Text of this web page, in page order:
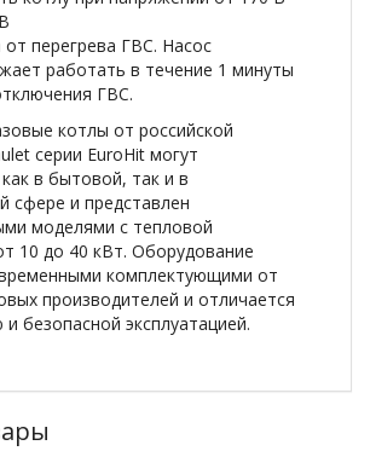
перегрева ГВС. Насос
работать в течение 1 минуты
ГВС.
котлы от российской
серии EuroHit могут
в бытовой, так и в
сфере и представлен
моделями с тепловой
10 до 40 кВт. Оборудование
комплектующими от
производителей и отличается
безопасной эксплуатацией.